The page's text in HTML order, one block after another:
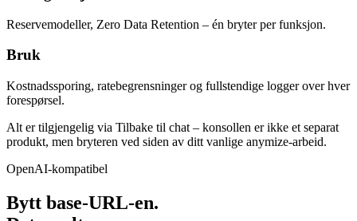
Reservemodeller, Zero Data Retention – én bryter per funksjon.
Bruk
Kostnadssporing, ratebegrensninger og fullstendige logger over hver
forespørsel.
Alt er tilgjengelig via Tilbake til chat – konsollen er ikke et separat
produkt, men bryteren ved siden av ditt vanlige anymize-arbeid.
OpenAI-kompatibel
Bytt base-URL-en.